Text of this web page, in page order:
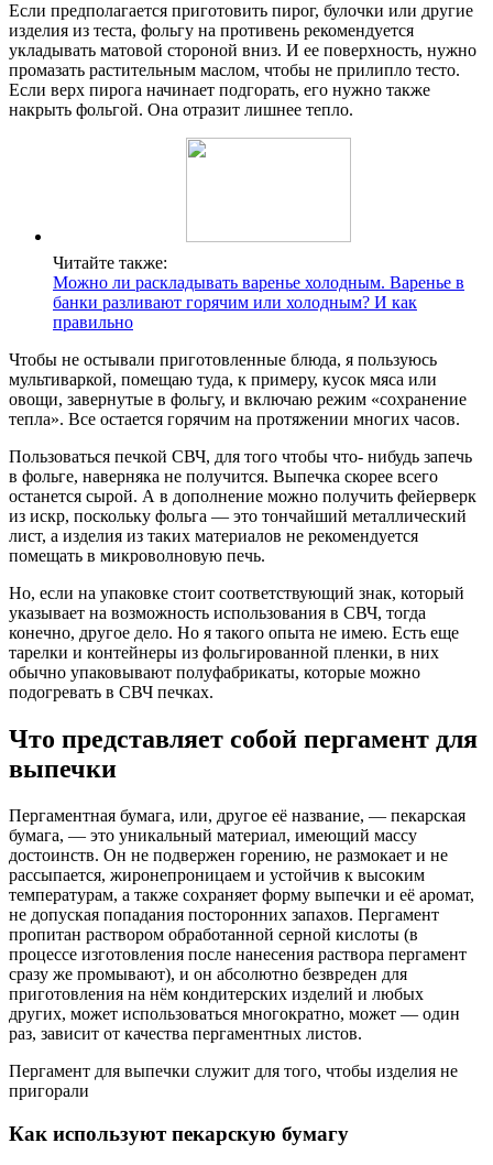
Если предполагается приготовить пирог, булочки или другие
изделия из теста, фольгу на противень рекомендуется
укладывать матовой стороной вниз. И ее поверхность, нужно
промазать растительным маслом, чтобы не прилипло тесто.
Если верх пирога начинает подгорать, его нужно также
накрыть фольгой. Она отразит лишнее тепло.
Читайте также:
Можно ли раскладывать варенье холодным. Варенье в
банки разливают горячим или холодным? И как
правильно
Чтобы не остывали приготовленные блюда, я пользуюсь
мультиваркой, помещаю туда, к примеру, кусок мяса или
овощи, завернутые в фольгу, и включаю режим «сохранение
тепла». Все остается горячим на протяжении многих часов.
Пользоваться печкой СВЧ, для того чтобы что- нибудь запечь
в фольге, наверняка не получится. Выпечка скорее всего
останется сырой. А в дополнение можно получить фейерверк
из искр, поскольку фольга — это тончайший металлический
лист, а изделия из таких материалов не рекомендуется
помещать в микроволновую печь.
Но, если на упаковке стоит соответствующий знак, который
указывает на возможность использования в СВЧ, тогда
конечно, другое дело. Но я такого опыта не имею. Есть еще
тарелки и контейнеры из фольгированной пленки, в них
обычно упаковывают полуфабрикаты, которые можно
подогревать в СВЧ печках.
Что представляет собой пергамент для
выпечки
Пергаментная бумага, или, другое её название, — пекарская
бумага, — это уникальный материал, имеющий массу
достоинств. Он не подвержен горению, не размокает и не
рассыпается, жиронепроницаем и устойчив к высоким
температурам, а также сохраняет форму выпечки и её аромат,
не допуская попадания посторонних запахов. Пергамент
пропитан раствором обработанной серной кислоты (в
процессе изготовления после нанесения раствора пергамент
сразу же промывают), и он абсолютно безвреден для
приготовления на нём кондитерских изделий и любых
других, может использоваться многократно, может — один
раз, зависит от качества пергаментных листов.
Пергамент для выпечки служит для того, чтобы изделия не
пригорали
Как используют пекарскую бумагу